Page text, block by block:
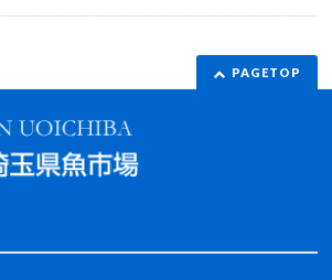
PAGETOP